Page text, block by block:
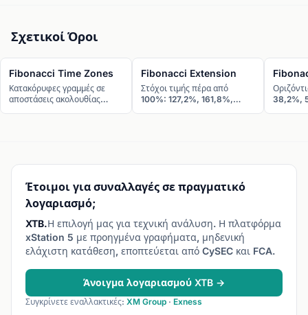
Σχετικοί Όροι
Fibonacci Time Zones
Κατακόρυφες γραμμές σε
αποστάσεις ακολουθίας
Fibonacci Extension
Στόχοι τιμής πέρα από
100%: 127,2%, 161,8%,
38,2%,
Έτοιμοι για συναλλαγές σε πραγματικό
λογαριασμό;
XTB.Η επιλογή μας για τεχνική ανάλυση. Η πλατφόρμα
xStation 5 με προηγμένα γραφήματα, μηδενική
ελάχιστη κατάθεση, εποπτεύεται από CySEC και FCA.
Άνοιγμα λογαριασμού XTB →
Συγκρίνετε εναλλακτικές: XM Group · Exness